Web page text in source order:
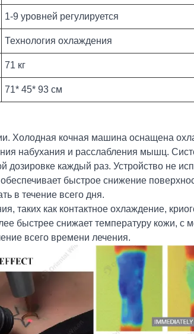
1-9 уровней регулируется
Технология охлаждения
71 кг
71* 45* 93 см
Холодная кочная машина оснащена
набухания и расслабления мышц.
каждый раз. Устройство не
быстрое снижение
в течение всего дня.
таких как контактное охлаждение,
быстрее снижает температуру кожи, с
всего времени лечения.